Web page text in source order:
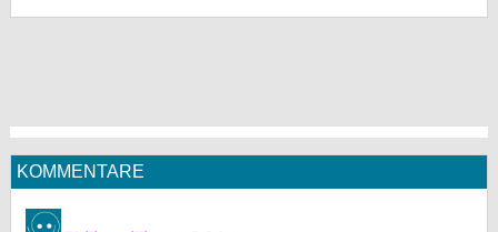
KOMMENTARE